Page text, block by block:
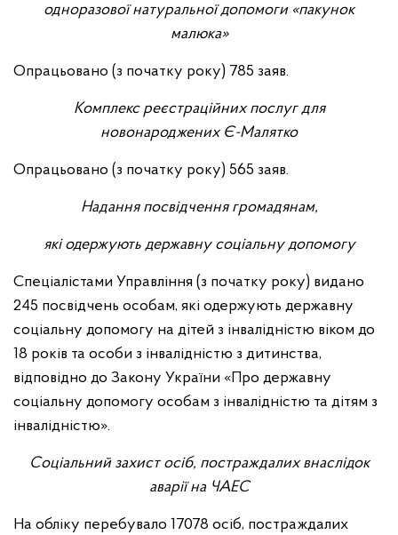
одноразової натуральної допомоги «пакунок
малюка»
Опрацьовано (з початку року) 785 заяв.
Комплекс реєстраційних послуг для
новонароджених Є-Малятко
Опрацьовано (з початку року) 565 заяв.
Надання посвідчення громадянам,
які одержують державну соціальну допомогу
Спеціалістами Управління (з початку року) видано
245 посвідчень особам, які одержують державну
соціальну допомогу на дітей з інвалідністю віком до
18 років та особи з інвалідністю з дитинства,
відповідно до Закону України «Про державну
соціальну допомогу особам з інвалідністю та дітям з
інвалідністю».
Соціальний захист осіб, постраждалих внаслідок
аварії на ЧАЕС
На обліку перебувало 17078 осіб, постраждалих